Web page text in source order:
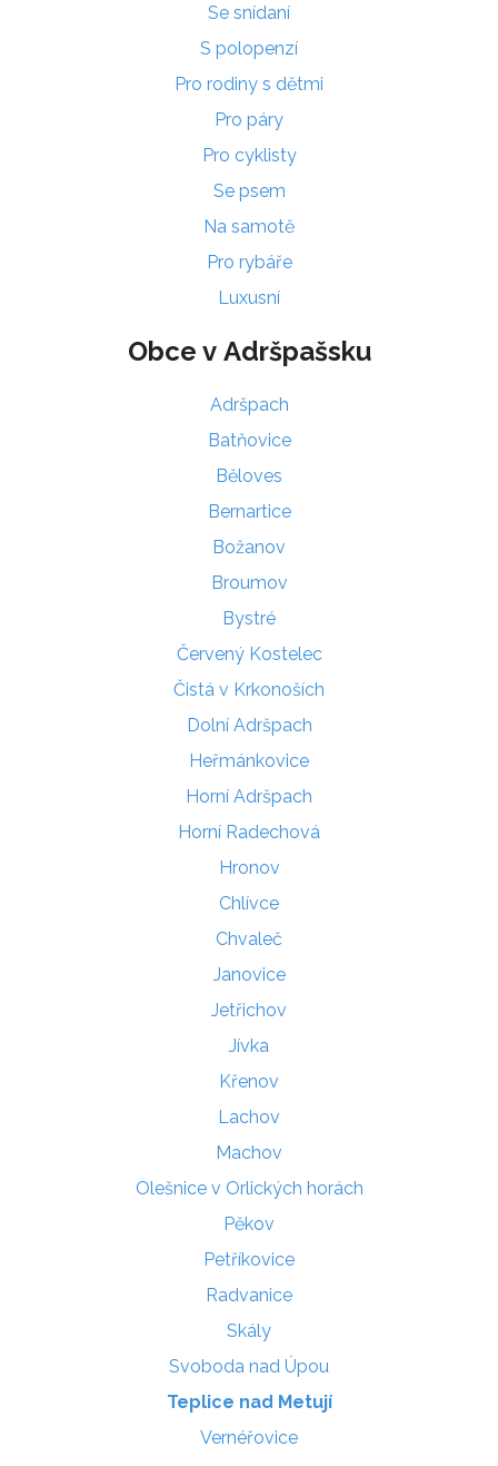
Se snídaní
S polopenzí
Pro rodiny s dětmi
Pro páry
Pro cyklisty
Se psem
Na samotě
Pro rybáře
Luxusní
Obce v Adršpašsku
Adršpach
Batňovice
Běloves
Bernartice
Božanov
Broumov
Bystré
Červený Kostelec
Čistá v Krkonoších
Dolní Adršpach
Heřmánkovice
Horní Adršpach
Horní Radechová
Hronov
Chlívce
Chvaleč
Janovice
Jetřichov
Jívka
Křenov
Lachov
Machov
Olešnice v Orlických horách
Pěkov
Petříkovice
Radvanice
Skály
Svoboda nad Úpou
Teplice nad Metují
Vernéřovice